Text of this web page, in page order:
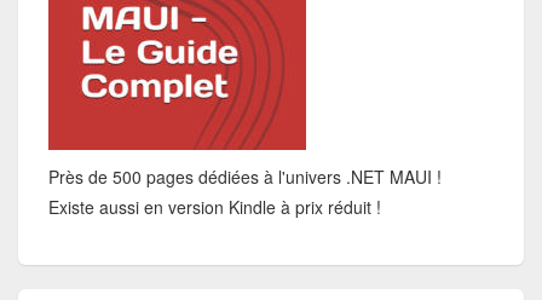
Près de 500 pages dédiées à l'univers .NET MAUI !
Existe aussi en version Kindle à prix réduit !